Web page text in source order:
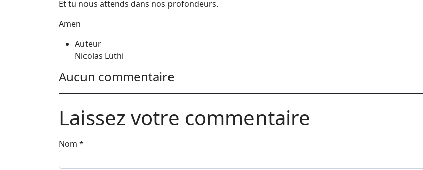
Et tu nous attends dans nos profondeurs.
Amen
Auteur
Nicolas Lüthi
Aucun commentaire
Laissez votre commentaire
Nom *